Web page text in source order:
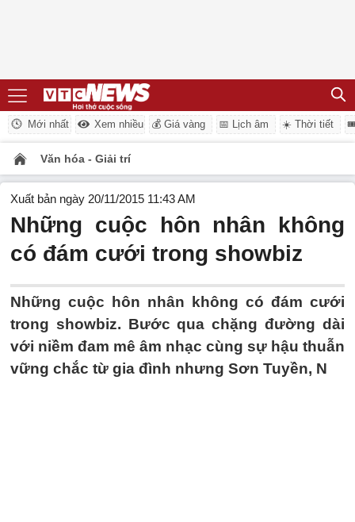
Mới nhất Xem nhiều 💰 Giá vàng 📅 Lịch âm ☀️ Thời tiết
Văn hóa - Giải trí
Xuất bản ngày 20/11/2015 11:43 AM
Những cuộc hôn nhân không
có đám cưới trong showbiz
Những cuộc hôn nhân không có đám cưới
trong showbiz. Bước qua chặng đường dài
với niềm đam mê âm nhạc cùng sự hậu thuẫn
vững chắc từ gia đình nhưng Sơn Tuyền, N